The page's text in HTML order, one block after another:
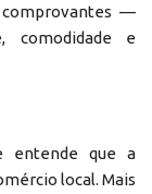
—
comodidade e
entende que a
local. Mais